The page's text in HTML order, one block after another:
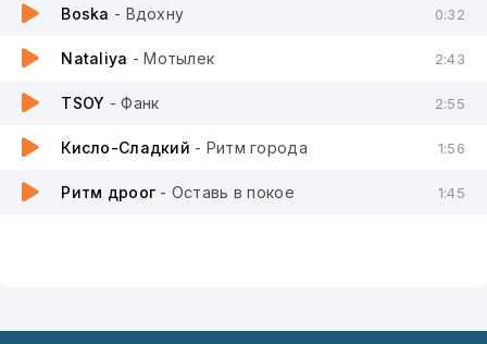
Boska - Вдохну 0:32
Nataliya - Мотылек 2:43
TSOY - Фанк 2:55
Кисло-Сладкий - Ритм города 1:56
Ритм дроог - Оставь в покое 1:45